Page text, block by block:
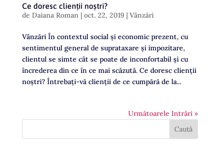
Ce doresc clienții noștri?
de Daiana Roman| oct. 22, 2019| Vânzări
Vânzări În contextul social și economic prezent, cu
sentimentul general de suprataxare și impozitare,
clientul se simte cât se poate de inconfortabil și cu
încrederea din ce în ce mai scăzută. Ce doresc clienții
noștri? Întrebați-vă clienții de ce cumpără de la...
Următoarele Intrări »